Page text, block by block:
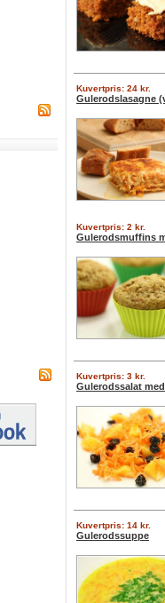
Kuvertpris: 24 kr.
Gulerodslasagne
Kuvertpris: 2 kr.
Gulerodsmuffins
Kuvertpris: 3 kr.
Gulerodssalat
Kuvertpris: 14 kr.
Gulerodssuppe